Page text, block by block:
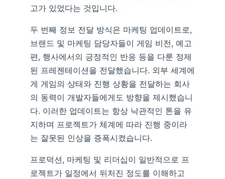
고가 있었다는 것입니다.
두 번째 정보 전달 방식은 마케팅 업데이트로,
브랜드 및 마케팅 담당자들이 게임 비전, 예고
편, 행사에서의 긍정적인 반응 등을 다룬 정제
된 프레젠테이션을 전달했습니다. 외부 세계에
게 게임의 상태와 진행 상황을 전달하는 회사
의 동력이 개발자들에게도 방향을 제시했습니
다. 이러한 업데이트는 항상 낙관적인 톤을 유
지하며 프로젝트가 체계에 따라 진행 중이라
는 잘못된 인상을 증폭시켰습니다.
프로덕션, 마케팅 및 리더십이 일반적으로 프
로젝트가 일정에서 뒤처진 정도를 이해하고